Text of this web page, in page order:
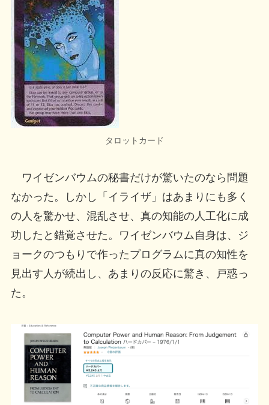
タロットカード
ワイゼンバウムの秘書だけが驚いたのなら問題
なかった。しかし「イライザ」はあまりにも多く
の人を驚かせ、混乱させ、真の知能の人工化に成
功したと錯覚させた。ワイゼンバウム自身は、ジ
ョークのつもりで作ったプログラムに真の知性を
見出す人が続出し、あまりの反応に驚き、戸惑っ
た。